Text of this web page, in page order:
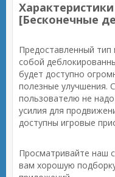
[Бесконечные
Предоставленный
собой
будет доступно
полезные улучшения.
пользователю не
усилия для
доступны игровые
Просматривайте наш
вам хорошую